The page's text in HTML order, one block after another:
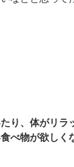
り、体がリラ
べ物が欲しく